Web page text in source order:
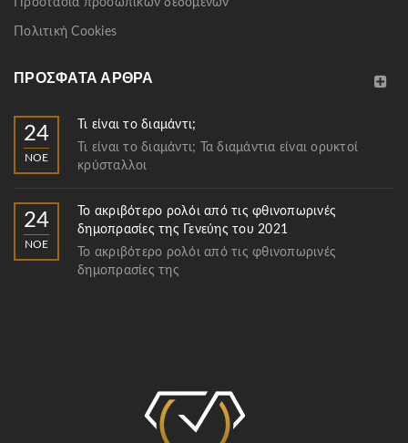
Προστασία προσωπικών δεδομένων
Πολιτική Cookies
ΠΡΌΣΦΑΤΑ ΆΡΘΡΑ
24
ΝΟΈ
Τι είναι το διαμάντι;
Τι είναι το διαμάντι; Τα διαμάντια είναι ορυκτοί
κρύσταλλοι
24
ΝΟΈ
Το ακριβότερο ρολόι από τις φθινοπωρινές
δημοπρασίες της Γενεύης του 2021
Το ακριβότερο ρολόι από τις φθινοπωρινές
δημοπρασίες της